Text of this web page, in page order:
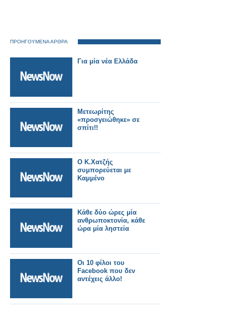
ΠΡΟΗΓΟΥΜΕΝΑ ΑΡΘΡΑ
Για μία νέα Ελλάδα
Μετεωρίτης
«προσγειώθηκε» σε
σπίτι!!
Ο Κ.Χατζής
συμπορεύεται με
Καμμένο
Κάθε δύο ώρες μία
ανθρωποκτονία, κάθε
ώρα μία ληστεία
Oι 10 φίλοι του
Facebook που δεν
αντέχεις άλλο!